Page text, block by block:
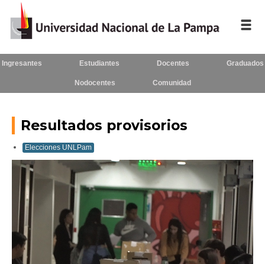
La UNLPam
Consejo Superior
Rectorado / Secretarías
Facultades
Contacto
Seguínosen:
Ingresantes Estudiantes Docentes Graduados
Nodocentes Comunidad
Resultados provisorios
Elecciones UNLPam